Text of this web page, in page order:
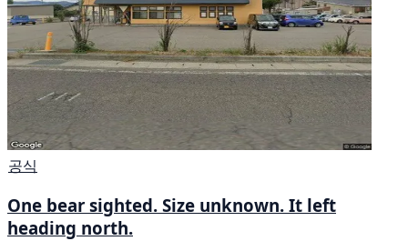
공식
One bear sighted. Size unknown. It left
heading north.